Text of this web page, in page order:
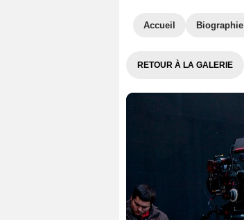
Accueil Biographie
RETOUR À LA GALERIE